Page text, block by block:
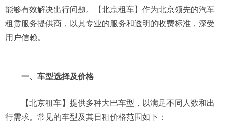
能够有效解决出行问题。【北京租车】作为北京领先的汽车
租赁服务提供商，以其专业的服务和透明的收费标准，深受
用户信赖。
一、车型选择及价格
【北京租车】提供多种大巴车型，以满足不同人数和出
行需求。常见的车型及其日租价格范围如下：